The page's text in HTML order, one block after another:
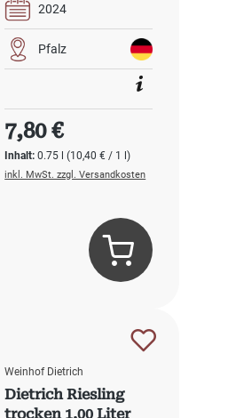
2024
Pfalz
Inhalt:0.75 l(10,40 € / 1 l)
Regulärer Preis:
7,80 €
inkl. MwSt. zzgl. Versandkosten
Weinhof Dietrich
Dietrich Riesling
trocken 1,00 Liter